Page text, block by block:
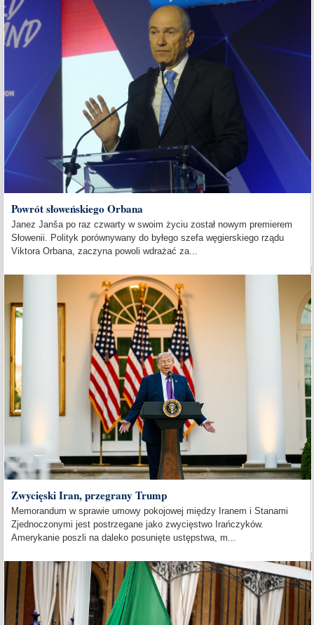
Powrót słoweńskiego Orbana
Janez Janša po raz czwarty w swoim życiu został nowym premierem
Słowenii. Polityk porównywany do byłego szefa węgierskiego rządu
Viktora Orbana, zaczyna powoli wdrażać za...
Zwycięski Iran, przegrany Trump
Memorandum w sprawie umowy pokojowej między Iranem i Stanami
Zjednoczonymi jest postrzegane jako zwycięstwo Irańczyków.
Amerykanie poszli na daleko posunięte ustępstwa, m...